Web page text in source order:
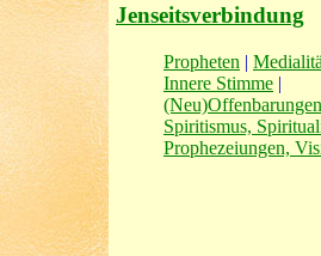
Jenseitsverbindung
Propheten |
Innere Stimme |
(Neu)Offenbarungen
Spiritismus,
Prophezeiungen,